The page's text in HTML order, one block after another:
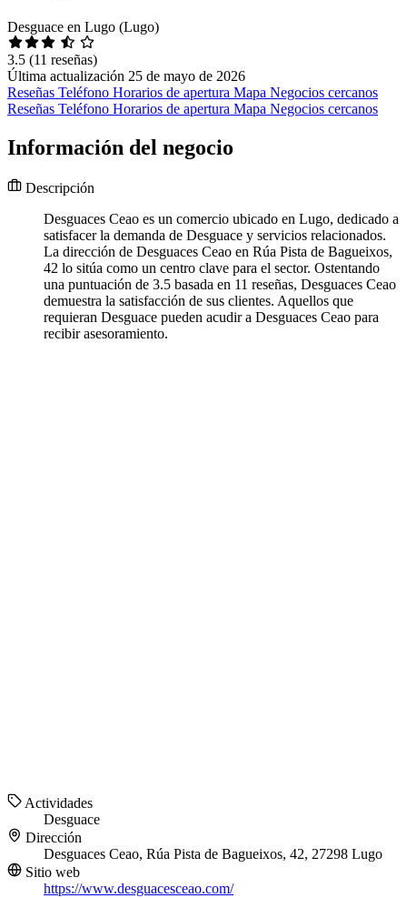
Desguace en Lugo (Lugo)
3.5 (11 reseñas)
Última actualización 25 de mayo de 2026
Reseñas Teléfono Horarios de apertura Mapa Negocios cercanos
Reseñas Teléfono Horarios de apertura Mapa Negocios cercanos
Información del negocio
Descripción
Desguaces Ceao es un comercio ubicado en Lugo, dedicado a
satisfacer la demanda de Desguace y servicios relacionados.
La dirección de Desguaces Ceao en Rúa Pista de Bagueixos,
42 lo sitúa como un centro clave para el sector. Ostentando
una puntuación de 3.5 basada en 11 reseñas, Desguaces Ceao
demuestra la satisfacción de sus clientes. Aquellos que
requieran Desguace pueden acudir a Desguaces Ceao para
recibir asesoramiento.
Actividades
Desguace
Dirección
Desguaces Ceao, Rúa Pista de Bagueixos, 42, 27298 Lugo
Sitio web
https://www.desguacesceao.com/